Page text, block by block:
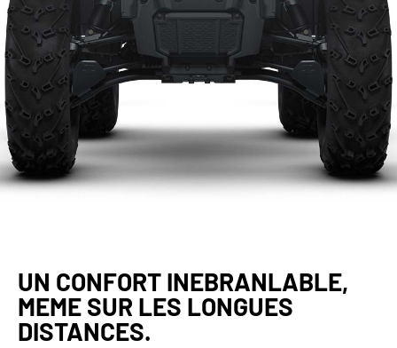
UN CONFORT INEBRANLABLE,
MEME SUR LES LONGUES
DISTANCES.